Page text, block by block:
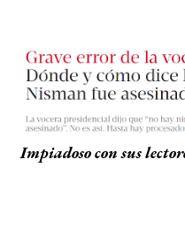
Impiadoso con sus